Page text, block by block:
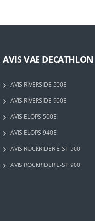
AVIS VAE DECATHLON
AVIS RIVERSIDE 500E
AVIS RIVERSIDE 900E
AVIS ELOPS 500E
AVIS ELOPS 940E
AVIS ROCKRIDER E-ST 500
AVIS ROCKRIDER E-ST 900